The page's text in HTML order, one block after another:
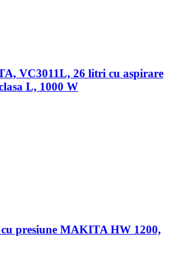
VC3011L, 26 litri cu aspirare
L, 1000 W
presiune MAKITA HW 1200,